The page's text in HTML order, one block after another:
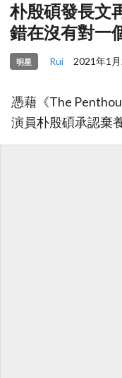
朴殷碩發長文
錯在沒有對一
明星 Rui 2021年1
憑藉《The
演員朴殷碩承認棄